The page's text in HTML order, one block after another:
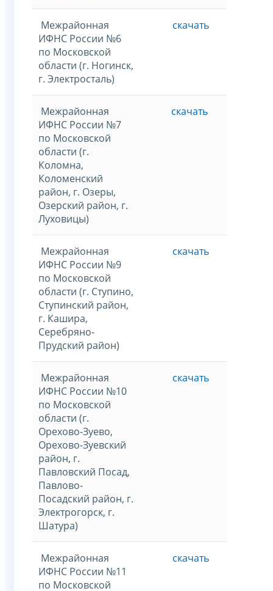
Межрайонная
ИФНС России №6
по Московской
области (г. Ногинск,
г. Электросталь)
скачать
Межрайонная
ИФНС России №7
по Московской
области (г.
Коломна,
Коломенский
район, г. Озеры,
Озерский район, г.
Луховицы)
скачать
Межрайонная
ИФНС России №9
по Московской
области (г. Ступино,
Ступинский район,
г. Кашира,
Серебряно-
Прудский район)
скачать
Межрайонная
ИФНС России №10
по Московской
области (г.
Орехово-Зуево,
Орехово-Зуевский
район, г.
Павловский Посад,
Павлово-
Посадский район, г.
Электрогорск, г.
Шатура)
скачать
Межрайонная
ИФНС России №11
по Московской
скачать